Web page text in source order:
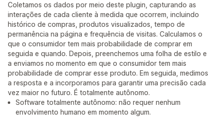
Coletamos os dados por meio deste plugin, capturando as
interações de cada cliente à medida que ocorrem, incluindo
histórico de compras, produtos visualizados, tempo de
permanência na página e frequência de visitas. Calculamos o
que o consumidor tem mais probabilidade de comprar em
seguida e quando. Depois, preenchemos uma folha de estilo e
a enviamos no momento em que o consumidor tem mais
probabilidade de comprar esse produto. Em seguida, medimos
a resposta e a incorporamos para garantir uma precisão cada
vez maior no futuro. É totalmente autônomo.
Software totalmente autônomo: não requer nenhum
envolvimento humano em momento algum.